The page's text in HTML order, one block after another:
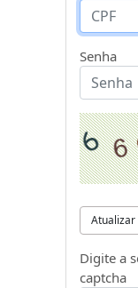
Senha
Atualizar
Digite a
captcha